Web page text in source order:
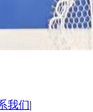
我们